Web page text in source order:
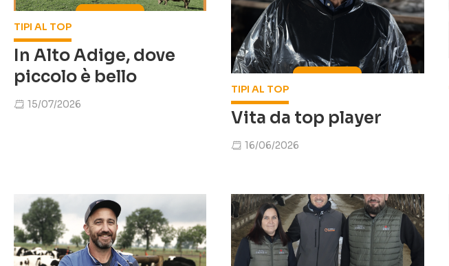
TIPI AL TOP
In Alto Adige, dove
piccolo è bello
15/07/2026
TIPI AL TOP
Vita da top player
16/06/2026